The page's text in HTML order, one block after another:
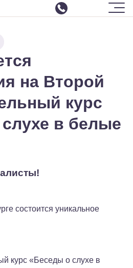
Ф Ф Ф Ф
Ф
речевого процессора
на Второй
курс
в белые
состоится уникальное
курс «Беседы о слухе в